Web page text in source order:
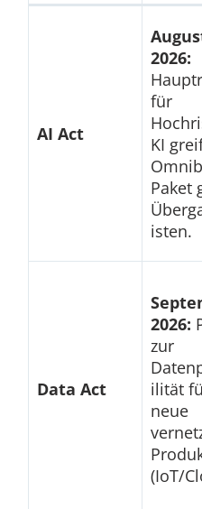
AI Act
2026:
für
KI
Paket
isten.
Data Act
2026:
zur
ilität
neue
(IoT/